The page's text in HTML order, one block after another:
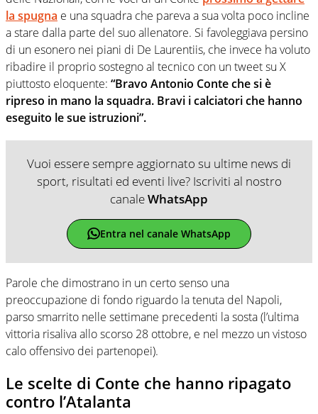
la spugna e una squadra che pareva a sua volta poco incline
a stare dalla parte del suo allenatore. Si favoleggiava persino
di un esonero nei piani di De Laurentiis, che invece ha voluto
ribadire il proprio sostegno al tecnico con un tweet su X
piuttosto eloquente: “Bravo Antonio Conte che si è
ripreso in mano la squadra. Bravi i calciatori che hanno
eseguito le sue istruzioni”.
Vuoi essere sempre aggiornato su ultime news di
sport, risultati ed eventi live? Iscriviti al nostro
canaleWhatsApp
Entra nel canale WhatsApp
Parole che dimostrano in un certo senso una
preoccupazione di fondo riguardo la tenuta del Napoli,
parso smarrito nelle settimane precedenti la sosta (l’ultima
vittoria risaliva allo scorso 28 ottobre, e nel mezzo un vistoso
calo offensivo dei partenopei).
Le scelte di Conte che hanno ripagato
contro l’Atalanta